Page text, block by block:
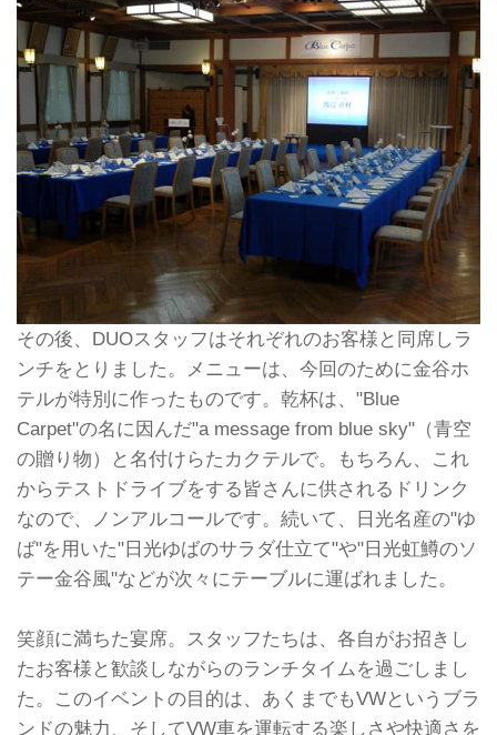
その後、DUOスタッフはそれぞれのお客様と同席しラ
ンチをとりました。メニューは、今回のために金谷ホ
テルが特別に作ったものです。乾杯は、"Blue
Carpet"の名に因んだ"a message from blue sky"（青空
の贈り物）と名付けらたカクテルで。もちろん、これ
からテストドライブをする皆さんに供されるドリンク
なので、ノンアルコールです。続いて、日光名産の"ゆ
ば"を用いた"日光ゆばのサラダ仕立て"や"日光虹鱒のソ
テー金谷風"などが次々にテーブルに運ばれました。
笑顔に満ちた宴席。スタッフたちは、各自がお招きし
たお客様と歓談しながらのランチタイムを過ごしまし
た。このイベントの目的は、あくまでもVWというブラ
ンドの魅力、そしてVW車を運転する楽しさや快適さを